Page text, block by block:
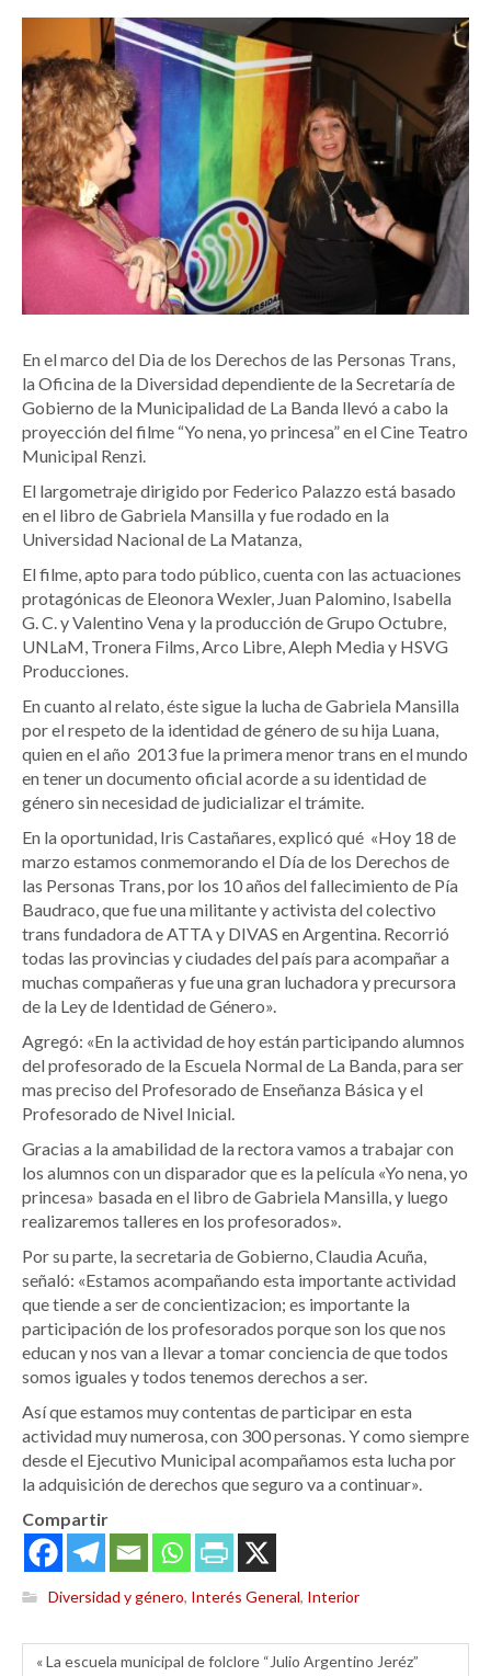
En el marco del Dia de los Derechos de las Personas Trans,
la Oficina de la Diversidad dependiente de la Secretaría de
Gobierno de la Municipalidad de La Banda llevó a cabo la
proyección del filme “Yo nena, yo princesa” en el Cine Teatro
Municipal Renzi.
El largometraje dirigido por Federico Palazzo está basado
en el libro de Gabriela Mansilla y fue rodado en la
Universidad Nacional de La Matanza,
El filme, apto para todo público, cuenta con las actuaciones
protagónicas de Eleonora Wexler, Juan Palomino, Isabella
G. C. y Valentino Vena y la producción de Grupo Octubre,
UNLaM, Tronera Films, Arco Libre, Aleph Media y HSVG
Producciones.
En cuanto al relato, éste sigue la lucha de Gabriela Mansilla
por el respeto de la identidad de género de su hija Luana,
quien en el año 2013 fue la primera menor trans en el mundo
en tener un documento oficial acorde a su identidad de
género sin necesidad de judicializar el trámite.
En la oportunidad, Iris Castañares, explicó qué «Hoy 18 de
marzo estamos conmemorando el Día de los Derechos de
las Personas Trans, por los 10 años del fallecimiento de Pía
Baudraco, que fue una militante y activista del colectivo
trans fundadora de ATTA y DIVAS en Argentina. Recorrió
todas las provincias y ciudades del país para acompañar a
muchas compañeras y fue una gran luchadora y precursora
de la Ley de Identidad de Género».
Agregó: «En la actividad de hoy están participando alumnos
del profesorado de la Escuela Normal de La Banda, para ser
mas preciso del Profesorado de Enseñanza Básica y el
Profesorado de Nivel Inicial.
Gracias a la amabilidad de la rectora vamos a trabajar con
los alumnos con un disparador que es la película «Yo nena, yo
princesa» basada en el libro de Gabriela Mansilla, y luego
realizaremos talleres en los profesorados».
Por su parte, la secretaria de Gobierno, Claudia Acuña,
señaló: «Estamos acompañando esta importante actividad
que tiende a ser de concientizacion; es importante la
participación de los profesorados porque son los que nos
educan y nos van a llevar a tomar conciencia de que todos
somos iguales y todos tenemos derechos a ser.
Así que estamos muy contentas de participar en esta
actividad muy numerosa, con 300 personas. Y como siempre
desde el Ejecutivo Municipal acompañamos esta lucha por
la adquisición de derechos que seguro va a continuar».
Compartir
Diversidad y género, Interés General, Interior
« La escuela municipal de folclore “Julio Argentino Jeréz”